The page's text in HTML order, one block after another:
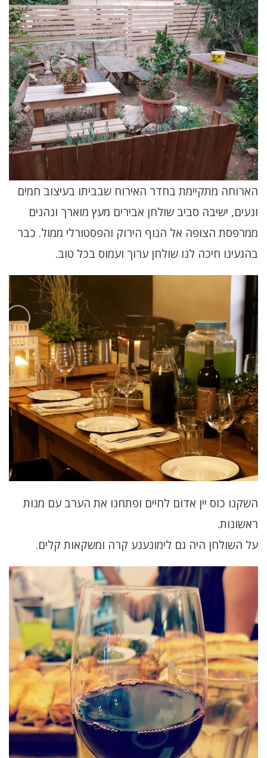
הארוחה מתקיימת בחדר האירוח שבביתו בעיצוב חמים
ונעים, ישיבה סביב שולחן אבירים מעץ מוארך ונהנים
ממרפסת הצופה אל הנוף הירוק והפסטורלי ממול. כבר
בהגעינו חיכה לנו שולחן ערוך ועמוס בכל טוב.
השקנו כוס יין אדום לחיים ופתחנו את הערב עם מנות
ראשונות.
על השולחן היה גם לימונענע קרה ומשקאות קלים.